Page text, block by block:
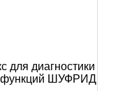
для диагностики
функций ШУФРИД